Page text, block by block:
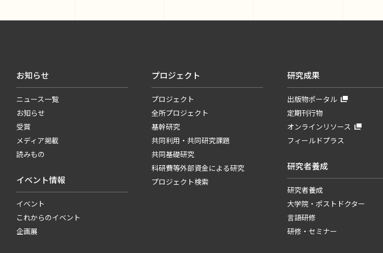
お知らせ
ニュース一覧
お知らせ
受賞
メディア掲載
読みもの
イベント情報
イベント
これからのイベント
企画展
プロジェクト
プロジェクト
全所プロジェクト
基幹研究
共同利用・共同研究課題
共同基礎研究
科研費等外部資金による研究
プロジェクト検索
研究成果
出版物ポータル
定期刊行物
オンラインリソース
フィールドプラス
研究者養成
研究者養成
大学院・ポストドクター
言語研修
研修・セミナー